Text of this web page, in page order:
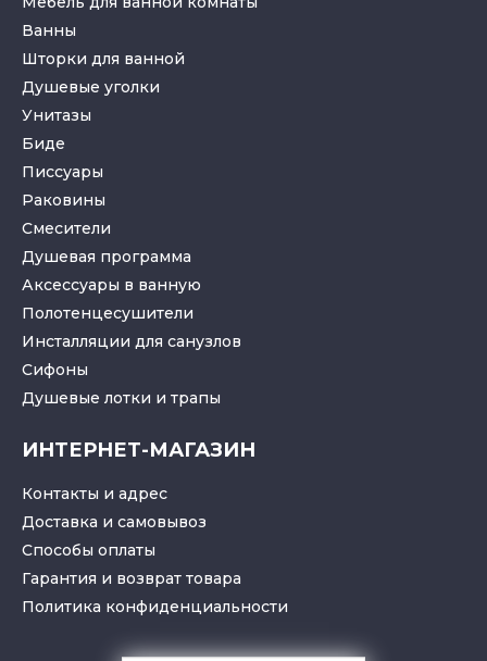
Ванны
Шторки для ванной
Душевые уголки
Унитазы
Биде
Писсуары
Раковины
Смесители
Душевая программа
Аксессуары в ванную
Полотенцесушители
Инсталляции для санузлов
Cифоны
Душевые лотки и трапы
ИНТЕРНЕТ-МАГАЗИН
Контакты и адрес
Доставка и самовывоз
Способы оплаты
Гарантия и возврат товара
Политика конфиденциальности